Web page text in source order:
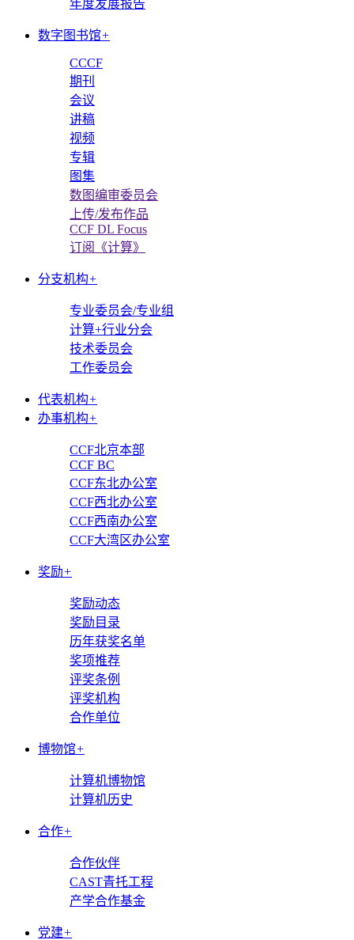
年度发展报告
数字图书馆+
CCCF
期刊
会议
讲稿
视频
专辑
图集
数图编审委员会
上传/发布作品
CCF DL Focus
订阅《计算》
分支机构+
专业委员会/专业组
计算+行业分会
技术委员会
工作委员会
代表机构+
办事机构+
CCF北京本部
CCF BC
CCF东北办公室
CCF西北办公室
CCF西南办公室
CCF大湾区办公室
奖励+
奖励动态
奖励目录
历年获奖名单
奖项推荐
评奖条例
评奖机构
合作单位
博物馆+
计算机博物馆
计算机历史
合作+
合作伙伴
CAST青托工程
产学合作基金
党建+